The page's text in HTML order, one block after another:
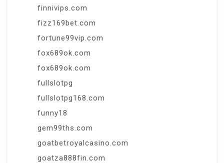
finnivips.com
fizz169bet.com
fortune99vip.com
fox689ok.com
fox689ok.com
fullslotpg
fullslotpg168.com
funny18
gem99ths.com
goatbetroyalcasino.com
goatza888fin.com